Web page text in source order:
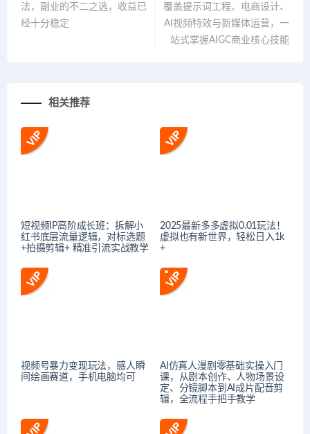
法，副业的不二之选，收益已
经十分稳定
覆盖提示词工程、电商设计、
AI视频特效与新媒体运营，一
站式掌握AIGC商业核心技能
相关推荐
短视频IP高阶成长班：拆解小
红书底层流量逻辑，对标选题
+拍摄剪辑+ 精准引流实战教学
2025最新多多虚拟0.01玩法！
虚拟也有新世界，轻松日入1k
+
视频号暴力变现玩法，感人瞬
间绘画赛道，手机电脑均可
AI仿真人漫剧零基础实操入门
课，从剧本创作、人物场景设
定、分镜脚本到AI成片配音剪
辑，全流程手把手教学